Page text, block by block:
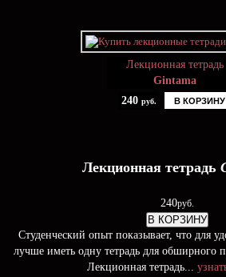
Лекционная тетрадь
Gintama
240 руб. В КОРЗИНУ
Лекционная тетрадь
240руб.
В КОРЗИНУ
Студенческий опыт показывает, что для
лучше иметь одну тетрадь для обширного
Лекционная тетрадь...